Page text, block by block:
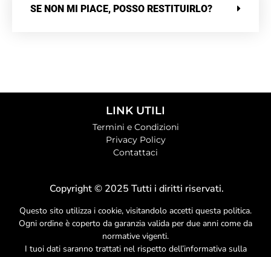
SE NON MI PIACE, POSSO RESTITUIRLO?
LINK UTILI
Termini e Condizioni
Privacy Policy
Contattaci
Copyright © 2025 Tutti i diritti riservati.
Questo sito utilizza i cookie, visitandolo accetti questa politica.
Ogni ordine è coperto da garanzia valida per due anni come da
normative vigenti.
I tuoi dati saranno trattati nel rispetto dell’informativa sulla